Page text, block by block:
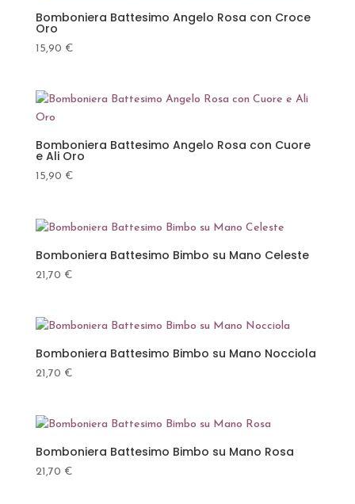
Bomboniera Battesimo Angelo Rosa con Croce
Oro
15,90 €
Bomboniera Battesimo Angelo Rosa con Cuore
e Ali Oro
15,90 €
Bomboniera Battesimo Bimbo su Mano Celeste
21,70 €
Bomboniera Battesimo Bimbo su Mano Nocciola
21,70 €
Bomboniera Battesimo Bimbo su Mano Rosa
21,70 €